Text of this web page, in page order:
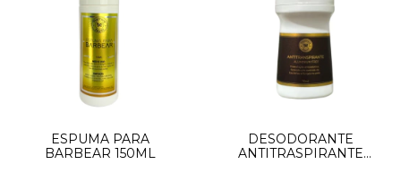
ESPUMA PARA
BARBEAR 150ML
DESODORANTE
ANTITRASPIRANTE